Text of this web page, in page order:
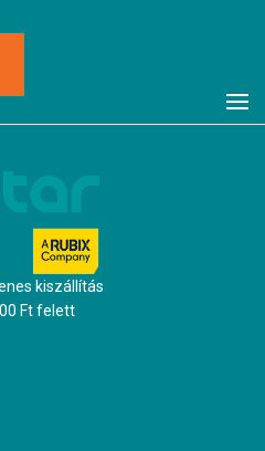
kiszállítás
Ft felett